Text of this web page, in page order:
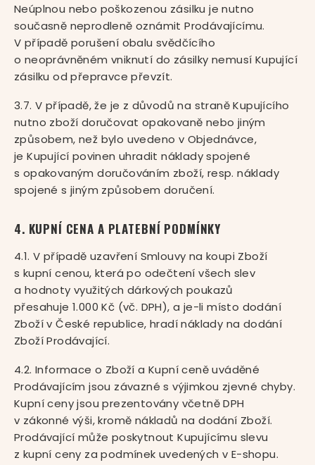
Neúplnou nebo poškozenou zásilku je nutno
současně neprodleně oznámit Prodávajícímu.
V případě porušení obalu svědčícího
o neoprávněném vniknutí do zásilky nemusí Kupující
zásilku od přepravce převzít.
3.7. V případě, že je z důvodů na straně Kupujícího
nutno zboží doručovat opakovaně nebo jiným
způsobem, než bylo uvedeno v Objednávce,
je Kupující povinen uhradit náklady spojené
s opakovaným doručováním zboží, resp. náklady
spojené s jiným způsobem doručení.
4. KUPNÍ CENA A PLATEBNÍ PODMÍNKY
4.1. V případě uzavření Smlouvy na koupi Zboží
s kupní cenou, která po odečtení všech slev
a hodnoty využitých dárkových poukazů
přesahuje 1.000 Kč (vč. DPH), a je-li místo dodání
Zboží v České republice, hradí náklady na dodání
Zboží Prodávající.
4.2. Informace o Zboží a Kupní ceně uváděné
Prodávajícím jsou závazné s výjimkou zjevné chyby.
Kupní ceny jsou prezentovány včetně DPH
v zákonné výši, kromě nákladů na dodání Zboží.
Prodávající může poskytnout Kupujícímu slevu
z kupní ceny za podmínek uvedených v E-shopu.